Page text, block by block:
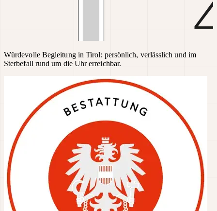
Würdevolle Begleitung in Tirol: persönlich, verlässlich und im
Sterbefall rund um die Uhr erreichbar.